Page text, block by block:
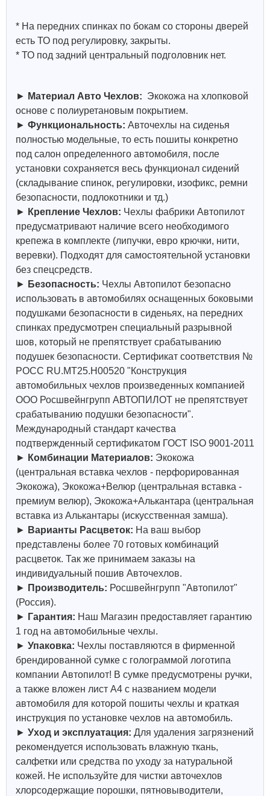
* На передних спинках по бокам со стороны дверей
есть ТО под регулировку, закрыты.
* ТО под задний центральный подголовник нет.
► Материал Авто Чехлов: Экокожа на хлопковой
основе с полиуретановым покрытием.
► Функциональность: Авточехлы на сиденья
полностью модельные, то есть пошиты конкретно
под салон определенного автомобиля, после
установки сохраняется весь функционал сидений
(складывание спинок, регулировки, изофикс, ремни
безопасности, подлокотники и тд.)
► Крепление Чехлов: Чехлы фабрики Автопилот
предусматривают наличие всего необходимого
крепежа в комплекте (липучки, евро крючки, нити,
веревки). Подходят для самостоятельной установки
без спецсредств.
► Безопасность: Чехлы Автопилот безопасно
использовать в автомобилях оснащенных боковыми
подушками безопасности в сиденьях, на передних
спинках предусмотрен специальный разрывной
шов, который не препятствует срабатыванию
подушек безопасности. Сертификат соответствия №
РОСС RU.МТ25.Н00520 "Конструкция
автомобильных чехлов произведенных компанией
ООО Росшвейнгрупп АВТОПИЛОТ не препятствует
срабатыванию подушки безопасности".
Международный стандарт качества
подтвержденный сертификатом ГОСТ ISO 9001-2011
► Комбинации Материалов: Экокожа
(центральная вставка чехлов - перфорированная
Экокожа), Экокожа+Велюр (центральная вставка -
премиум велюр), Экокожа+Алькантара (центральная
вставка из Алькантары (искусственная замша).
► Варианты Расцветок: На ваш выбор
представлены более 70 готовых комбинаций
расцветок. Так же принимаем заказы на
индивидуальный пошив Авточехлов.
► Производитель: Росшвейнгрупп "Автопилот"
(Россия).
► Гарантия: Наш Магазин предоставляет гарантию
1 год на автомобильные чехлы.
► Упаковка: Чехлы поставляются в фирменной
брендированной сумке с голограммой логотипа
компании Автопилот! В сумке предусмотрены ручки,
а также вложен лист А4 с названием модели
автомобиля для которой пошиты чехлы и краткая
инструкция по установке чехлов на автомобиль.
► Уход и эксплуатация: Для удаления загрязнений
рекомендуется использовать влажную ткань,
салфетки или средства по уходу за натуральной
кожей. Не используйте для чистки авточехлов
хлорсодержащие порошки, пятновыводители,